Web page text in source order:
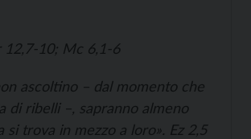
12,7-10; Mc 6,1-6
ascoltino – dal momento che
di ribelli –, sapranno almeno
si trova in mezzo a loro». Ez 2,5